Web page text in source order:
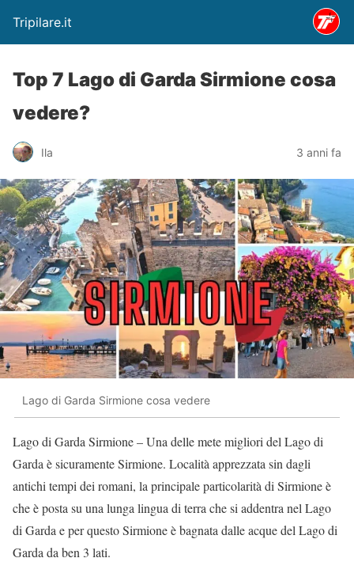
Tripilare.it
Top 7 Lago di Garda Sirmione cosa
vedere?
Ila 3 anni fa
Lago di Garda Sirmione cosa vedere
Lago di Garda Sirmione – Una delle mete migliori del Lago di
Garda è sicuramente Sirmione. Località apprezzata sin dagli
antichi tempi dei romani, la principale particolarità di Sirmione è
che è posta su una lunga lingua di terra che si addentra nel Lago
di Garda e per questo Sirmione è bagnata dalle acque del Lago di
Garda da ben 3 lati.